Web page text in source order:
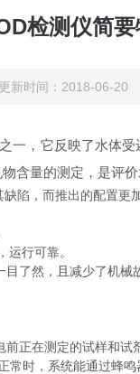
检测仪简
更新时间：2018-06-
它反映了水体受
含量的测定，是评价
，而推出的配置更
行可靠。
了然，且减少了机械
在测定的试样和试
，系统能通过蜂鸣